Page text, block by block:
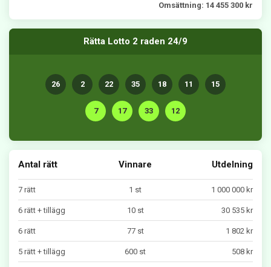
Omsättning: 14 455 300 kr
Rätta Lotto 2 raden 24/9
26 2 22 35 18 11 15
7 17 33 12
Antal rätt Vinnare Utdelning
7 rätt 1 st 1 000 000 kr
6 rätt + tillägg 10 st 30 535 kr
6 rätt 77 st 1 802 kr
5 rätt + tillägg 600 st 508 kr